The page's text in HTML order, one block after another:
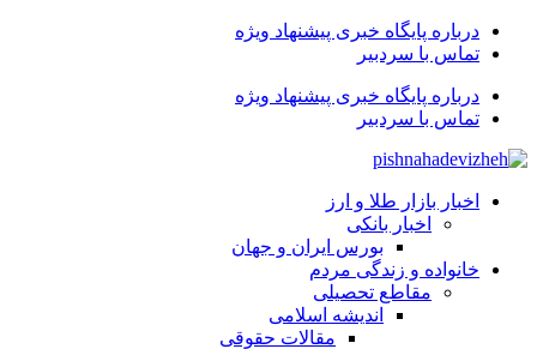
درباره پایگاه خبری پیشنهاد ویژه
تماس با سردبیر
درباره پایگاه خبری پیشنهاد ویژه
تماس با سردبیر
اخبار بازار طلا و ارز
اخبار بانکی
بورس ایران و جهان
خانواده و زندگی مردم
مقاطع تحصیلی
اندیشه اسلامی
مقالات حقوقی